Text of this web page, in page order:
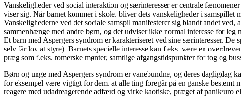
Vanskeligheder ved social interaktion og særinteresser er centrale
viser sig. Når barnet kommer i skole, bliver dets vanskeligheder i
Vanskelighederne ved det sociale samspil manifesterer sig blandt andet
sammenhænge med andre børn, og det udviser ikke normal interesse for
Et barn med Aspergers syndrom er karakteriseret ved sine særinteresser.
selv får lov at styre). Barnets specielle interesse kan f.eks. være en
præg som f.eks. romerske mønter, samtlige afgangstidspunkter for tog og
Børn og unge med Aspergers syndrom er vanebundne, og deres dagligdag
for eksempel være vigtigt for dem, at alle ting foregår på en ganske bestemt
reagere med udadreagerende adfærd og virke kaotiske, præget af panik/uro